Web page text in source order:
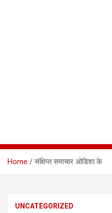
Home संक्षिप्त समाचार ओडिशा के
UNCATEGORIZED